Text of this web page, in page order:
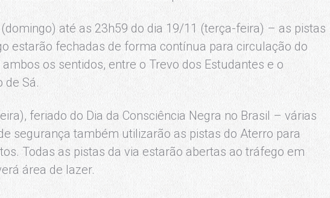
até as 23h59 do dia 19/11 (terça-feira) – as pistas
estarão fechadas de forma contínua para circulação do
os sentidos, entre o Trevo dos Estudantes e o
de Sá.
feriado do Dia da Consciência Negra no Brasil – várias
segurança também utilizarão as pistas do Aterro para
Todas as pistas da via estarão abertas ao tráfego em
área de lazer.